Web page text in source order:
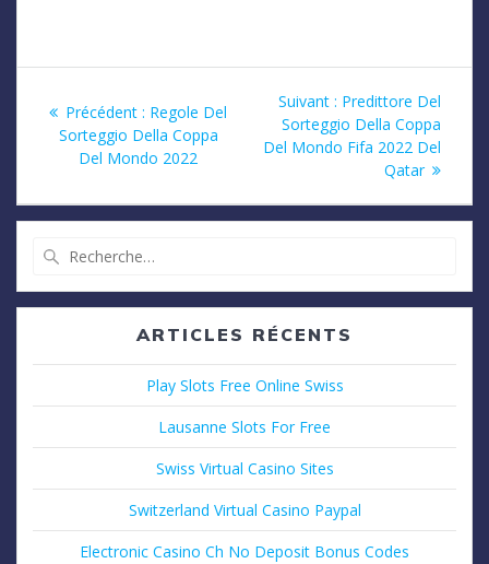
Précédent : Article
précédent
:
Regole Del
Sorteggio Della Coppa
Del Mondo 2022
Suivant : Article
suivant
:
Predittore Del
Sorteggio Della Coppa
Del Mondo Fifa 2022 Del
Qatar
:
ARTICLES RÉCENTS
Play Slots Free Online Swiss
Lausanne Slots For Free
Swiss Virtual Casino Sites
Switzerland Virtual Casino Paypal
Electronic Casino Ch No Deposit Bonus Codes